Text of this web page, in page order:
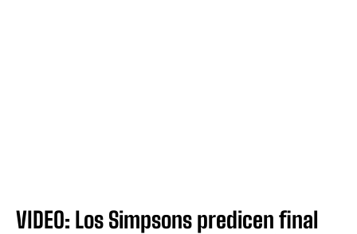
VIDEO: Los Simpsons predicen final